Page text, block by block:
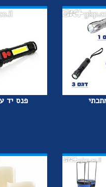
פנס יד